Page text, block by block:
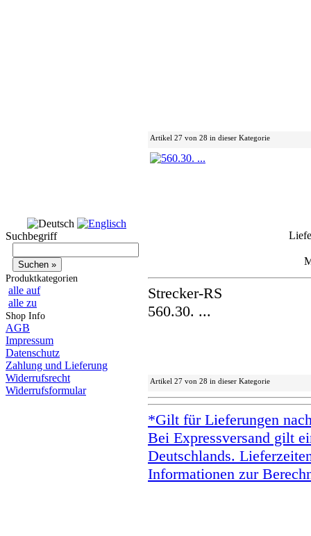
Suchbegriff
Produktkategorien
alle auf
alle zu
Shop Info
AGB
Impressum
Datenschutz
Zahlung und Lieferung
Widerrufsrecht
Widerrufsformular
Artikel 27 von 28 in dieser Kategorie
Strecker-RS
560.30. ...
Artikel 27 von 28 in dieser Kategorie
*Gilt für Lieferungen
Bei Expressversand gilt
Deutschlands.
Informationen zur